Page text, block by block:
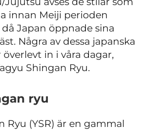
innan Meiji perioden
då Japan öppnade sina
Några av dessa japanska
in i våra dagar,
Shingan Ryu.
ryu
Ryu (YSR) är en gammal